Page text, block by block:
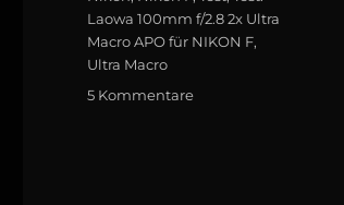
Laowa 100mm f/2.8 2x Ultra
Macro APO für NIKON F,
Ultra Macro
5 Kommentarezu